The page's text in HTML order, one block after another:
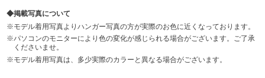
掲載写真について
モデル着用写真よりハンガー写真の方が実際のお色に近くなっております。
パソコンのモニターにより色の変化が感じられる場合がございます。ご了承
くださいませ。
モデル着用写真は、多少実際のカラーと異なる場合がございます。